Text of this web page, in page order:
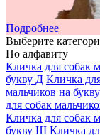
Подробнее
Выберите
По алфавиту
Кличка для собак
букву Д Кличка
мальчиков на
для собак
Кличка для собак
букву Ш Кличка